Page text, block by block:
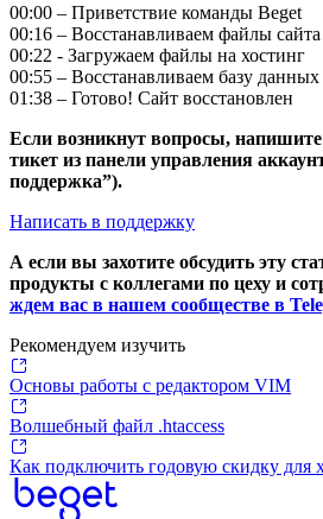
00:00 – Приветствие команды Beget
00:16 – Восстанавливаем файлы сайта
00:22 - Загружаем файлы на хостинг
00:55 – Восстанавливаем базу данных
01:38 – Готово! Сайт восстановлен
Если возникнут вопросы,
тикет из панели управления
поддержка”).
Написать в поддержку
А если вы захотите обсудить эту
продукты с коллегами по цеху и
ждем вас в нашем сообществе в
Рекомендуем изучить
Основы работы с редактором VIM
Волшебный файл .htaccess
Как подключить годовую скидку для